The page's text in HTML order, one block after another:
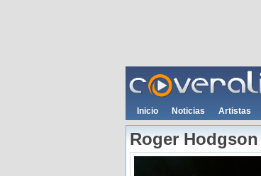
Inicio Noticias Artistas
Roger Hodgson